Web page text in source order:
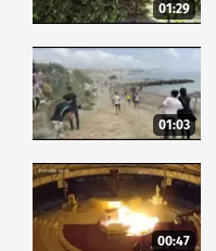
01:29
01:03
00:47